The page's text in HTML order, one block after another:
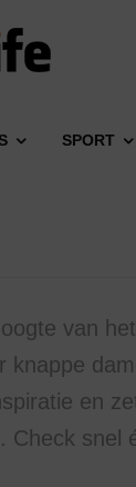
SPORT
van
en
snel